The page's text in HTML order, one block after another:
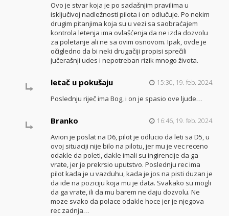
Ovo je stvar koja je po sadašnjim pravilima u
isključivoj nadležnosti pilota i on odlučuje. Po nekim
drugim pitanjima koja su u vezi sa saobraćajem
kontrola letenja ima ovlašćenja da ne izda dozvolu
za poletanje ali ne sa ovim osnovom. Ipak, ovde je
očigledno da bi neki drugačiji propisi sprečili
jučerašnji udes i nepotreban rizik mnogo života.
letač u pokušaju 15:30, 19. feb. 2024.
Poslednju riječ ima Bog, i on je spasio ove ljude…
Branko 16:46, 19. feb. 2024.
Avion je poslat na D6, pilot je odlucio da leti sa D5, u
ovoj situaciji nije bilo na pilotu, jer mu je vec receno
odakle da poleti, dakle imali su ingirencije da ga
vrate, jer je prekrsio uputstvo. Poslednju rec ima
pilot kada je u vazduhu, kada je jos na pisti duzan je
da ide na poziciju koja mu je data. Svakako su mogli
da ga vrate, ili da mu barem ne daju dozvolu. Ne
moze svako da polace odakle hoce jer je njegova
rec zadnja…